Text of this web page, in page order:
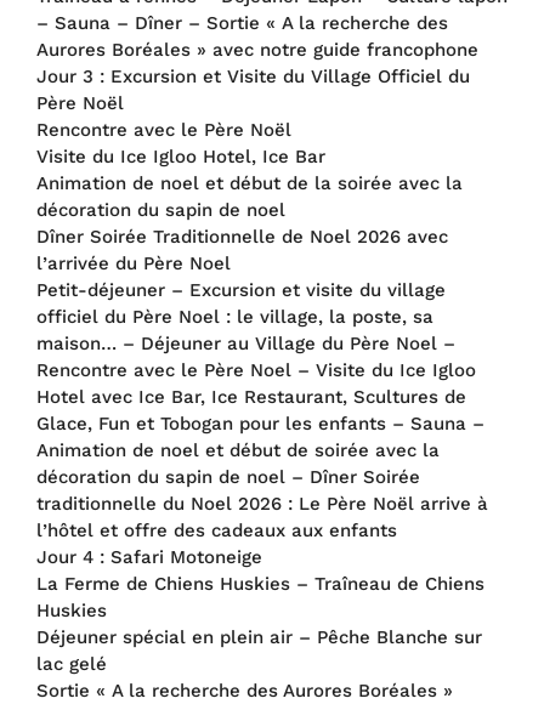
– Sauna – Dîner – Sortie « A la recherche des
Aurores Boréales » avec notre guide francophone
Jour 3 : Excursion et Visite du Village Officiel du
Père Noël
Rencontre avec le Père Noël
Visite du Ice Igloo Hotel, Ice Bar
Animation de noel et début de la soirée avec la
décoration du sapin de noel
Dîner Soirée Traditionnelle de Noel 2026 avec
l’arrivée du Père Noel
Petit-déjeuner – Excursion et visite du village
officiel du Père Noel : le village, la poste, sa
maison… – Déjeuner au Village du Père Noel –
Rencontre avec le Père Noel – Visite du Ice Igloo
Hotel avec Ice Bar, Ice Restaurant, Scultures de
Glace, Fun et Tobogan pour les enfants – Sauna –
Animation de noel et début de soirée avec la
décoration du sapin de noel – Dîner Soirée
traditionnelle du Noel 2026 : Le Père Noël arrive à
l’hôtel et offre des cadeaux aux enfants
Jour 4 : Safari Motoneige
La Ferme de Chiens Huskies – Traîneau de Chiens
Huskies
Déjeuner spécial en plein air – Pêche Blanche sur
lac gelé
Sortie « A la recherche des Aurores Boréales »